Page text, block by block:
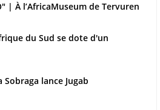
| À l’AfricaMuseum de Tervuren
du Sud se dote d'un
Sobraga lance Jugab